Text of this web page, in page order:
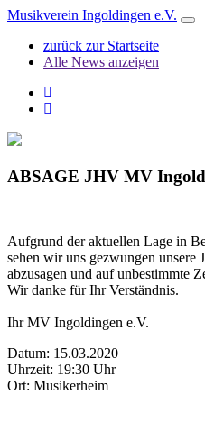
Musikverein Ingoldingen e.V.
zurück zur Startseite
Alle News anzeigen
ABSAGE JHV MV
Aufgrund der aktuellen Lage in
sehen wir uns gezwungen unsere
abzusagen und auf unbestimmte
Wir danke für Ihr Verständnis.
Ihr MV Ingoldingen e.V.
Datum: 15.03.2020
Uhrzeit: 19:30 Uhr
Ort: Musikerheim